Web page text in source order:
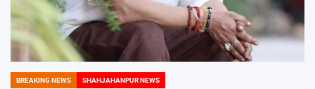
POSTED
BREAKING NEWS SHAHJAHANPUR NEWS